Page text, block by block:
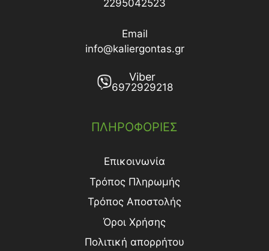
2295042523
Email
info@kaliergontas.gr
Viber
6972929218
ΠΛΗΡΟΦΟΡΙΕΣ
Επικοινωνία
Τρόπος Πληρωμής
Τρόπος Aποστολής
Όροι Χρήσης
Πολιτική απορρήτου